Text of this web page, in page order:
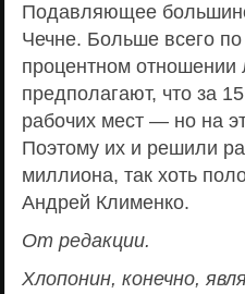
Подавляющее
Чечне. Больше всего
процентном отношении
предполагают, что за
рабочих мест — но на
Поэтому их и решили
миллиона, так хоть
Андрей Клименко.
От редакции.
Хлопонин, конечно,